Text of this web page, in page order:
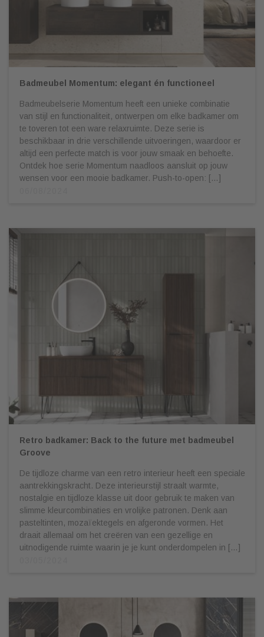
Badmeubel Momentum: elegant én functioneel
Badmeubelserie Momentum heeft een unieke combinatie
van stijl en functionaliteit, ontwerpen om elke badkamer om
te toveren tot een ware relaxruimte. Deze serie is
beschikbaar in drie verschillende uitvoeringen, waardoor er
altijd een perfecte match is voor jouw smaak en behoefte.
Ontdek hoe serie Momentum naadloos aansluit op jouw
wensen voor een mooie badkamer. Push-to-open: […]
Retro badkamer: Back to the future met badmeubel
Groove
De tijdloze charme van een retro interieur heeft een speciale
aantrekkingskracht. Deze interieurstijl straalt warmte,
nostalgie en tijdloze klasse uit door gebruik te maken van
slimme kleurcombinaties en vrolijke patronen. Denk aan
pasteltinten, mozaïektegels en afgeronde vormen. Het
draait allemaal om het creëren van een gezellige en
uitnodigende ruimte waarin je je kunt onderdompelen in […]